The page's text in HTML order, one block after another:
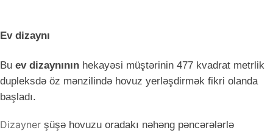
Ev dizaynı
Bu ev dizaynının hekayəsi müştərinin 477 kvadrat metrlik
dupleksdə öz mənzilində hovuz yerləşdirmək fikri olanda
başladı.
Dizayner şüşə hovuzu oradakı nəhəng pəncərələrlə